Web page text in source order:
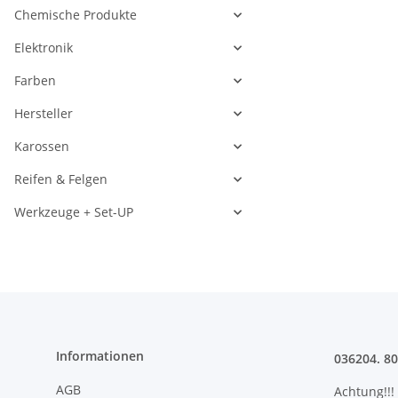
Chemische Produkte
Elektronik
Farben
Hersteller
Karossen
Reifen & Felgen
Werkzeuge + Set-UP
Informationen
AGB
036204.
Achtung!!!